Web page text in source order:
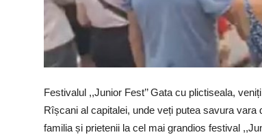
Festivalul ,,Junior Fest’’ Gata cu plictiseala,
Rîșcani al capitalei, unde veți putea savura
familia și prietenii la cel mai grandios festival